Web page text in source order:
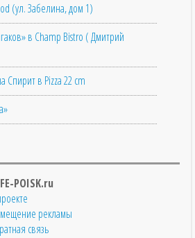
(ул. Забелина, дом 1)
в Champ Bistro ( Дмитрий
в Pizza 22 cm
POISK.ru
рекламы
связь